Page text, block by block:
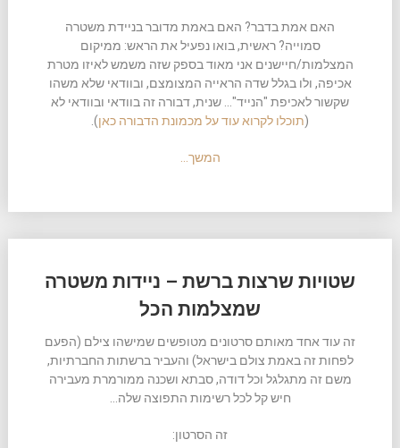
האם אמת בדבר? האם באמת מדובר בניידת משטרה
סמוייה? ראשית, בואו נפעיל את הראש: ממיקום
המצלמות/חיישנים אני מאוד בספק שזה משמש לאיזו מטרת
אכיפה, ולו בגלל שדה הראייה המצומצם, ובוודאי שלא משהו
שקשור לאכיפת "הנייד"… שנית, דבורה זה בוודאי ובוודאי לא
(תוכלו לקרוא עוד על מכמונת הדבורה כאן).
המשך…
שטויות שרצות ברשת – ניידות משטרה
שמצלמות הכל
זה עוד אחד מאותם סרטונים מטופשים שמישהו צילם (הפעם
לפחות זה באמת צולם בישראל) והעביר ברשתות החברתיות,
משם זה מתגלגל וכל דודה, סבתא ושכנה ממורמרת מעבירה
חיש קל לכל רשימות התפוצה שלה…
זה הסרטון: